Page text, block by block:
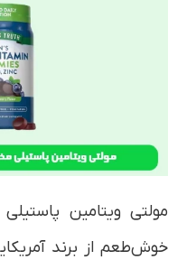
مولتی ویتامین